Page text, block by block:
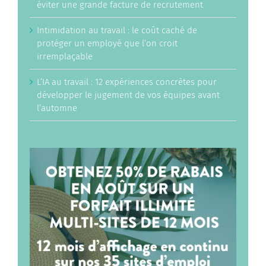
éviter une grande facture de recrutement
Intimidation au travail : le coût caché de
protéger un employé que l’on croit
irremplaçable
L’IA au travail : 12 expériences concrètes pour
développer le jugement de vos équipes avant
l’automne